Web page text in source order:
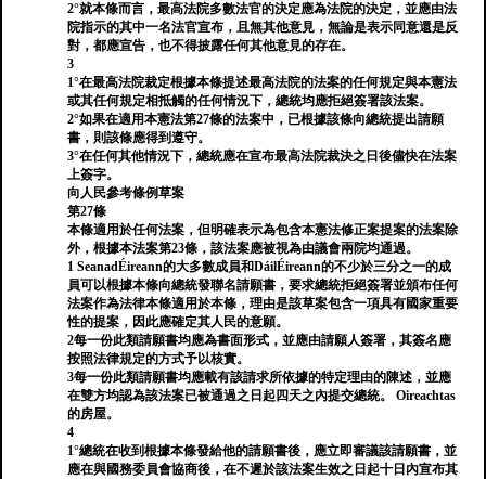
2°就本條而言，最高法院多數法官的決定應為法院的決定，並應由法
院指示的其中一名法官宣布，且無其他意見，無論是表示同意還是反
對，都應宣告，也不得披露任何其他意見的存在。
3
1°在最高法院裁定根據本條提述最高法院的法案的任何規定與本憲法
或其任何規定相抵觸的任何情況下，總統均應拒絕簽署該法案。
2°如果在適用本憲法第27條的法案中，已根據該條向總統提出請願
書，則該條應得到遵守。
3°在任何其他情況下，總統應在宣布最高法院裁決之日後儘快在法案
上簽字。
向人民參考條例草案
第27條
本條適用於任何法案，但明確表示為包含本憲法修正案提案的法案除
外，根據本法案第23條，該法案應被視為由議會兩院均通過。
1 SeanadÉireann的大多數成員和DáilÉireann的不少於三分之一的成
員可以根據本條向總統發聯名請願書，要求總統拒絕簽署並頒布任何
法案作為法律本條適用於本條，理由是該草案包含一項具有國家重要
性的提案，因此應確定其人民的意願。
2每一份此類請願書均應為書面形式，並應由請願人簽署，其簽名應
按照法律規定的方式予以核實。
3每一份此類請願書均應載有該請求所依據的特定理由的陳述，並應
在雙方均認為該法案已被通過之日起四天之內提交總統。 Oireachtas
的房屋。
4
1°總統在收到根據本條發給他的請願書後，應立即審議該請願書，並
應在與國務委員會協商後，在不遲於該法案生效之日起十日內宣布其